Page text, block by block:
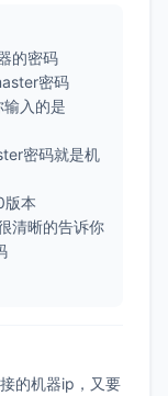
的密码
密码
入的是
密码就是机
本
清晰的告诉你
的机器ip，又要